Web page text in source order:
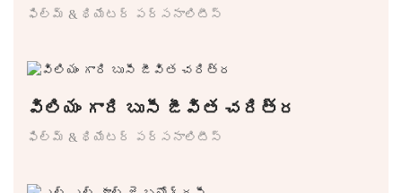
ఫిల్మ్ & థియేటర్ పర్సనాలిటీస్
విలియం గారి బుసీ జీవిత చరిత్ర
ఫిల్మ్ & థియేటర్ పర్సనాలిటీస్